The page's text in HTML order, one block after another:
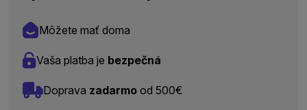
Môžete mať doma
Vaša platba je bezpečná
Doprava zadarmo od 500€